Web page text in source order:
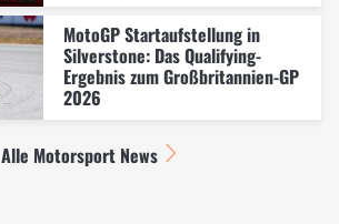
MotoGP Startaufstellung in
Silverstone: Das Qualifying-
Ergebnis zum Großbritannien-GP
2026
Alle Motorsport News